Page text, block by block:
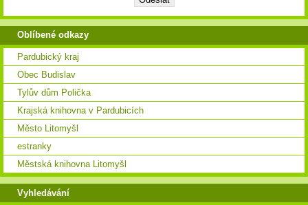
Oblíbené odkazy
Pardubický kraj
Obec Budislav
Tylův dům Polička
Krajská knihovna v Pardubicích
Město Litomyšl
estranky
Městská knihovna Litomyšl
Vyhledávání